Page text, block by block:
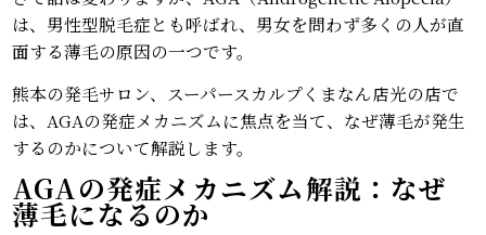
は、男性型脱毛症とも呼ばれ、男女を問わず多くの人が直
面する薄毛の原因の一つです。
熊本の発毛サロン、スーパースカルプくまなん店光の店で
は、AGAの発症メカニズムに焦点を当て、なぜ薄毛が発生
するのかについて解説します。
AGAの発症メカニズム解説：なぜ
薄毛になるのか